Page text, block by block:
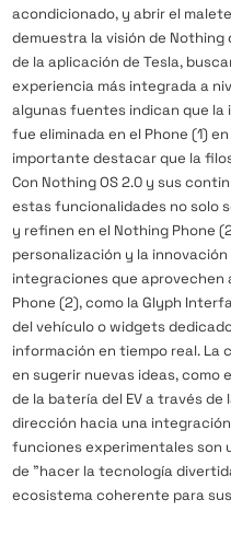
acondicionado, y abrir el
demuestra la visión de Nothing
de la aplicación de Tesla,
experiencia más integrada a
algunas fuentes indican que
fue eliminada en el Phone (1)
importante destacar que la
Con Nothing OS 2.0 y sus
estas funcionalidades no solo
y refinen en el Nothing Phone
personalización y la
integraciones que aprovechen
Phone (2), como la Glyph
del vehículo o widgets
información en tiempo real. La
en sugerir nuevas ideas, como
de la batería del EV a través
dirección hacia una
funciones experimentales son
de "hacer la tecnología
ecosistema coherente para